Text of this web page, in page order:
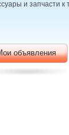
и запчасти
объявления